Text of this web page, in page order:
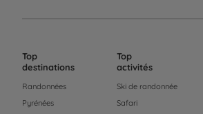
Top
destinations
Randonnées
Pyrénées
Top
activités
Ski de randonnée
Safari